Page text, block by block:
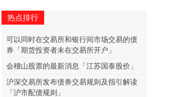
热点排行
可以同时在交易所和银行间市场交易的债
券「期货投资者未在交易所开户」
会稽山股票的最新消息「江苏国泰股价」
沪深交易所发布债券交易规则及指引解读
「沪市配债规则」